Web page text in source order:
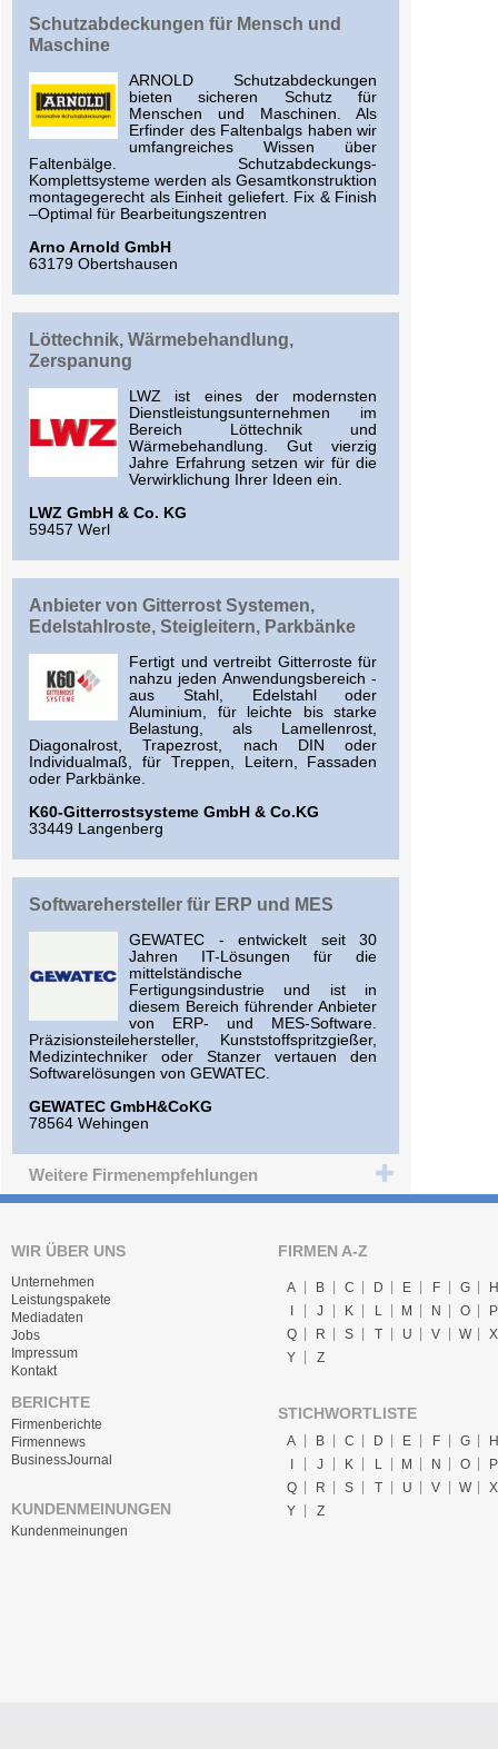
Schutzabdeckungen für Mensch und
Maschine
ARNOLD Schutzabdeckungen
bieten sicheren Schutz für
Menschen und Maschinen. Als
Erfinder des Faltenbalgs haben wir
umfangreiches Wissen über
Faltenbälge. Schutzabdeckungs-
Komplettsysteme werden als Gesamtkonstruktion
montagegerecht als Einheit geliefert. Fix & Finish
–Optimal für Bearbeitungszentren
Arno Arnold GmbH
63179 Obertshausen
Löttechnik, Wärmebehandlung,
Zerspanung
LWZ ist eines der modernsten
Dienstleistungsunternehmen im
Bereich Löttechnik und
Wärmebehandlung. Gut vierzig
Jahre Erfahrung setzen wir für die
Verwirklichung Ihrer Ideen ein.
LWZ GmbH & Co. KG
59457 Werl
Anbieter von Gitterrost Systemen,
Edelstahlroste, Steigleitern, Parkbänke
Fertigt und vertreibt Gitterroste für
nahzu jeden Anwendungsbereich -
aus Stahl, Edelstahl oder
Aluminium, für leichte bis starke
Belastung, als Lamellenrost,
Diagonalrost, Trapezrost, nach DIN oder
Individualmaß, für Treppen, Leitern, Fassaden
oder Parkbänke.
K60-Gitterrostsysteme GmbH & Co.KG
33449 Langenberg
Softwarehersteller für ERP und MES
GEWATEC - entwickelt seit 30
Jahren IT-Lösungen für die
mittelständische
Fertigungsindustrie und ist in
diesem Bereich führender Anbieter
von ERP- und MES-Software.
Präzisionsteilehersteller, Kunststoffspritzgießer,
Medizintechniker oder Stanzer vertauen den
Softwarelösungen von GEWATEC.
GEWATEC GmbH&CoKG
78564 Wehingen
Weitere Firmenempfehlungen
WIR ÜBER UNS
Unternehmen
Leistungspakete
Mediadaten
Jobs
Impressum
Kontakt
BERICHTE
Firmenberichte
Firmennews
BusinessJournal
KUNDENMEINUNGEN
Kundenmeinungen
FIRMEN A-Z
A B C D E F G
H
I
J K L M N O
P
Q
R S T U V W
X
Y
Z
STICHWORTLISTE
A B C D E F G
H
J K L M N O
P
Q
R S T U V W
X
Y
Z